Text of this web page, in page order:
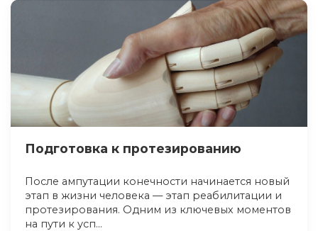
Подготовка к протезированию
После ампутации конечности начинается новый
этап в жизни человека — этап реабилитации и
протезирования. Одним из ключевых моментов
на пути к усп...